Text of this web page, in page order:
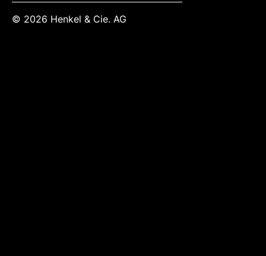
© 2026 Henkel & Cie. AG